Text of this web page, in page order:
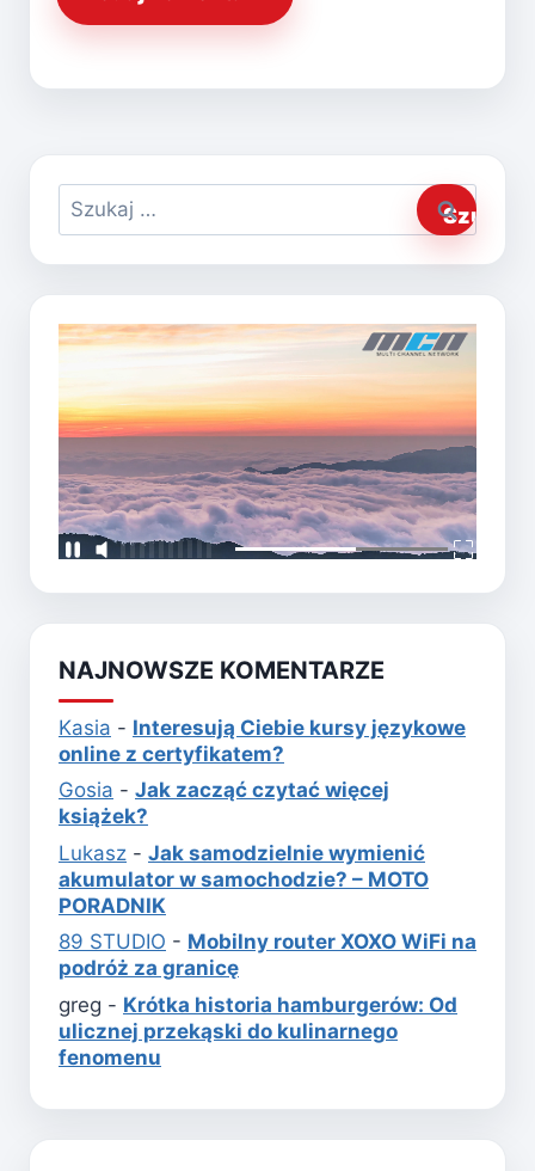
Szukaj:
NAJNOWSZE KOMENTARZE
Kasia - Interesują Ciebie kursy językowe
online z certyfikatem?
Gosia - Jak zacząć czytać więcej
książek?
Lukasz - Jak samodzielnie wymienić
akumulator w samochodzie? – MOTO
PORADNIK
89 STUDIO - Mobilny router XOXO WiFi na
podróż za granicę
greg - Krótka historia hamburgerów: Od
ulicznej przekąski do kulinarnego
fenomenu